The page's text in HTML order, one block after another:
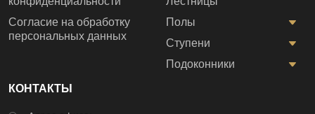
Согласие на обработку
персональных данных
Полы
Ступени
Подоконники
КОНТАКТЫ